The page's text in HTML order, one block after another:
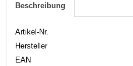
Beschreibung
Artikel-Nr.
Hersteller
EAN